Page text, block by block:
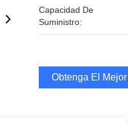
Capacidad De
Suministro:
Obtenga El Mejor